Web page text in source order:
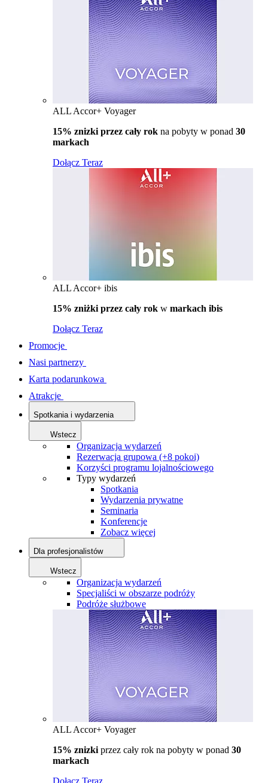
ALL Accor+ Voyager
15% znizki przez cały rok na pobyty w ponad 30
markach
Dołącz Teraz
ALL Accor+ ibis
15% zniżki przez cały rok w markach ibis
Dołącz Teraz
Promocje
Nasi partnerzy
Karta podarunkowa
Atrakcje
Spotkania i wydarzenia
Wstecz
Organizacja wydarzeń
Rezerwacja grupowa (+8 pokoi)
Korzyści programu lojalnościowego
Typy wydarzeń
Spotkania
Wydarzenia prywatne
Seminaria
Konferencje
Zobacz więcej
Dla profesjonalistów
Wstecz
Organizacja wydarzeń
Specjaliści w obszarze podróży
Podróże służbowe
ALL Accor+ Voyager
15% znizki przez cały rok na pobyty w ponad 30
markach
Dołącz Teraz